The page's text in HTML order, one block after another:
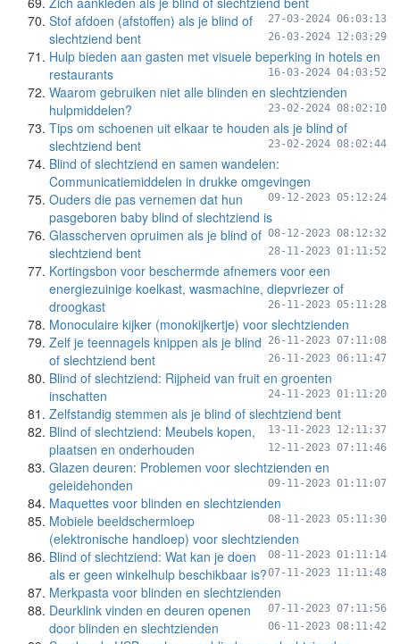
27-03-2024 06:03:13
Stof afdoen (afstoffen) als je blind of
slechtziend bent
26-03-2024 12:03:29
Hulp bieden aan gasten met visuele beperking in hotels en
restaurants
16-03-2024 04:03:52
Waarom gebruiken niet alle blinden en slechtzienden
hulpmiddelen?
23-02-2024 08:02:10
Tips om schoenen uit elkaar te houden als je blind of
slechtziend bent
23-02-2024 08:02:44
Blind of slechtziend en samen wandelen:
Communicatiemiddelen in drukke omgevingen
09-12-2023 05:12:24
Ouders die pas vernemen dat hun
pasgeboren baby blind of slechtziend is
08-12-2023 08:12:32
Glasscherven opruimen als je blind of
slechtziend bent
28-11-2023 01:11:52
Kortingsbon voor beschermde afnemers voor een
energiezuinige koelkast, wasmachine, diepvriezer of
droogkast
26-11-2023 05:11:28
Monoculaire kijker (monokijkertje) voor slechtzienden
26-11-2023 07:11:08
Zelf je teennagels knippen als je blind
of slechtziend bent
26-11-2023 06:11:47
Blind of slechtziend: Rijpheid van fruit en groenten
inschatten
24-11-2023 01:11:20
Zelfstandig stemmen als je blind of slechtziend bent
13-11-2023 12:11:37
Blind of slechtziend: Meubels kopen,
plaatsen en onderhouden
12-11-2023 07:11:46
Glazen deuren: Problemen voor slechtzienden en
geleidehonden
09-11-2023 01:11:07
Maquettes voor blinden en slechtzienden
08-11-2023 05:11:30
Mobiele beeldschermloep
(elektronische handloep) voor slechtzienden
08-11-2023 01:11:14
Blind of slechtziend: Wat kan je doen
als er geen winkelhulp beschikbaar is?07-11-2023 11:11:48
Merkpasta voor blinden en slechtzienden
07-11-2023 07:11:56
Deurklink vinden en deuren openen
door blinden en slechtzienden
06-11-2023 08:11:42